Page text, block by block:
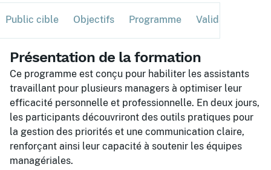
Public cible Objectifs Programme Validation
Présentation de la formation
Ce programme est conçu pour habiliter les assistants
travaillant pour plusieurs managers à optimiser leur
efficacité personnelle et professionnelle. En deux jours,
les participants découvriront des outils pratiques pour
la gestion des priorités et une communication claire,
renforçant ainsi leur capacité à soutenir les équipes
managériales.